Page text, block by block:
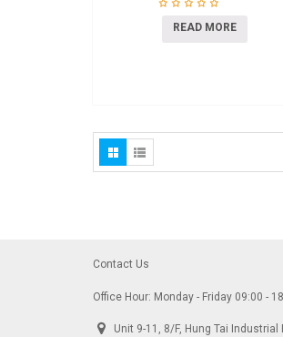
READ MORE
Contact Us
Office Hour: Monday - Friday 09:00 -
Unit 9-11, 8/F, Hung Tai